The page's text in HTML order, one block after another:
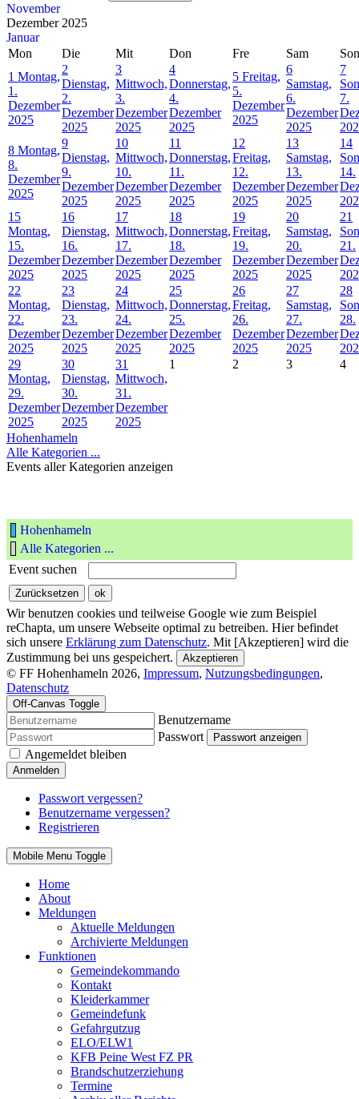
November
Dezember 2025
Januar
Mon
Die Mit Don Fre Sam
Son
1 Montag,
1.
Dezember
2025
2
Dienstag,
2.
Dezember
2025
3
Mittwoch,
3.
Dezember
2025
4
Donnerstag,
4.
Dezember
2025
5 Freitag,
5.
Dezember
2025
6
Samstag,
6.
Dezember
2025
7
7.
8 Montag,
8.
Dezember
2025
9
Dienstag,
9.
Dezember
2025
10
Mittwoch,
10.
Dezember
2025
11
Donnerstag,
11.
Dezember
2025
12
Freitag,
12.
Dezember
2025
13
Samstag,
13.
Dezember
2025
14
14.
15
Montag,
15.
Dezember
2025
16
Dienstag,
16.
Dezember
2025
17
Mittwoch,
17.
Dezember
2025
18
Donnerstag,
18.
Dezember
2025
19
Freitag,
19.
Dezember
2025
20
Samstag,
20.
Dezember
2025
21
21.
22
Montag,
22.
Dezember
2025
23
Dienstag,
23.
Dezember
2025
24
Mittwoch,
24.
Dezember
2025
25
Donnerstag,
25.
Dezember
2025
26
Freitag,
26.
Dezember
2025
27
Samstag,
27.
Dezember
2025
28
28.
29
Montag,
29.
Dezember
2025
30
Dienstag,
30.
Dezember
2025
31
Mittwoch,
31.
Dezember
2025
1 2 3 4
Hohenhameln
Alle Kategorien ...
Events aller Kategorien anzeigen
Hohenhameln
Alle Kategorien ...
Event suchen
Wir benutzen cookies und teilweise Google wie zum Beispiel
reChapta, um unsere Webseite optimal zu betreiben. Hier befindet
sich unsere Erklärung zum Datenschutz. Mit [Akzeptieren] wird die
Zustimmung bei uns gespeichert.
Akzeptieren
© FF Hohenhameln 2026, Impressum, Nutzungsbedingungen,
Datenschutz
Off-Canvas Toggle
Benutzername
Passwort
Passwort anzeigen
Angemeldet bleiben
Anmelden
Passwort vergessen?
Benutzername vergessen?
Registrieren
Mobile Menu Toggle
Home
About
Meldungen
Aktuelle Meldungen
Archivierte Meldungen
Funktionen
Gemeindekommando
Kontakt
Kleiderkammer
Gemeindefunk
Gefahrgutzug
ELO/ELW1
KFB Peine West FZ PR
Brandschutzerziehung
Termine